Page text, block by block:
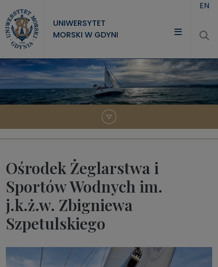
UNIWERSYTET
MORSKI W GDYNI
UNIWERSYTET
STUDIA
NAUKA
KONTAKT
EN
Ośrodek Żeglarstwa i
Sportów Wodnych im.
j.k.ż.w. Zbigniewa
Szpetulskiego